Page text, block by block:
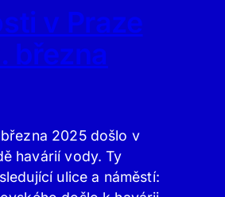
v Praze
března
2025 došlo v
havárií vody. Ty
ulice a náměstí: